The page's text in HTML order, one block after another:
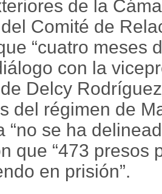
de la
Comité de
“cuatro meses
con la
Delcy
del régimen de
“no se ha
que “473 presos
en prisión”.